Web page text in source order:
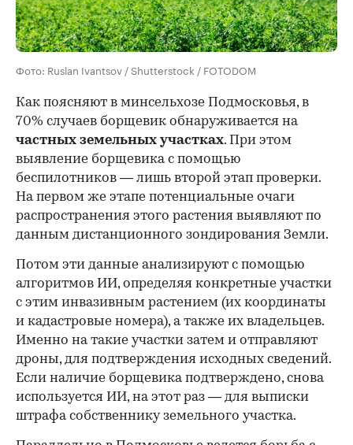
Фото: Ruslan Ivantsov / Shutterstock / FOTODOM
Как поясняют в минсельхозе Подмосковья, в
70% случаев борщевик обнаруживается на
частных земельных участках. При этом
выявление борщевика с помощью
беспилотников — лишь второй этап проверки.
На первом же этапе потенциальные очаги
распространения этого растения выявляют по
данным дистанционного зондирования Земли.
Потом эти данные анализируют с помощью
алгоритмов ИИ, определяя конкретные участки
с этим инвазивным растением (их координаты
и кадастровые номера), а также их владельцев.
Именно на такие участки затем и отправляют
дроны, для подтверждения исходных сведений.
Если наличие борщевика подтверждено, снова
используется ИИ, на этот раз — для выписки
штрафа собственнику земельного участка.